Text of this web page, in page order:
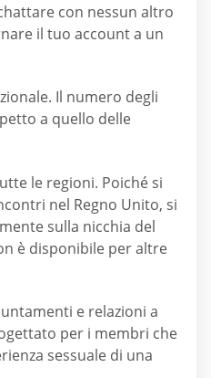
con nessun altro
il tuo account a un
Il numero degli
a quello delle
le regioni. Poiché si
nel Regno Unito, si
sulla nicchia del
è disponibile per altre
e relazioni a
per i membri che
sessuale di una